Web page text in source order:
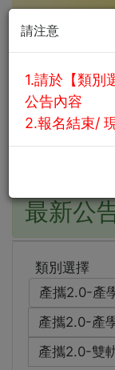
國立
度產學專班
最新公告
最新公
類別選擇
產攜2.0-產
產攜2.0-產
產攜2.0-雙
請注意
1.請於【類別
公告內容
2.報名結束/